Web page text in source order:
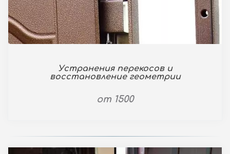
Устранения перекосов и
восстановление геометрии
от 1500